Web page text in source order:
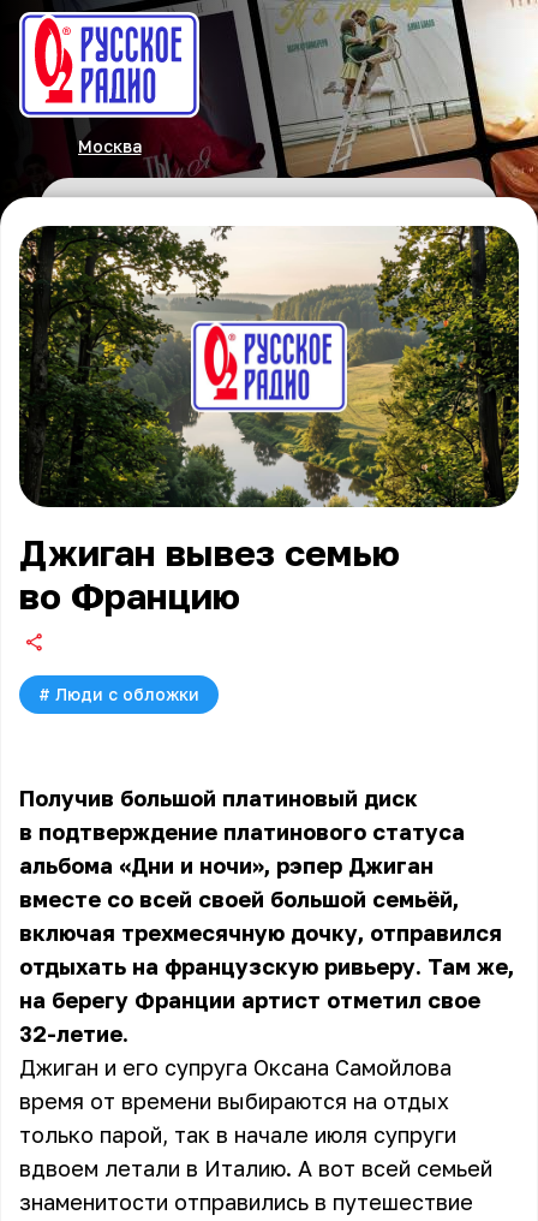
Москва
Джиган вывез семью
во Францию
# Люди с обложки
Получив большой платиновый диск
в подтверждение платинового статуса
альбома «Дни и ночи», рэпер Джиган
вместе со всей своей большой семьёй,
включая трехмесячную дочку, отправился
отдыхать на французскую ривьеру. Там же,
на берегу Франции артист отметил свое
32-летие.
Джиган и его супруга Оксана Самойлова
время от времени выбираются на отдых
только парой, так в начале июля супруги
вдвоем летали в Италию. А вот всей семьей
знаменитости отправились в путешествие